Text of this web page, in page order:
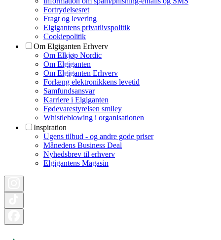
Fortrydelsesret
Fragt og levering
Elgigantens privatlivspolitik
Cookiepolitik
Om Elgiganten Erhverv
Om Elkjøp Nordic
Om Elgiganten
Om Elgiganten Erhverv
Forlæng elektronikkens levetid
Samfundsansvar
Karriere i Elgiganten
Fødevarestyrelsen smiley
Whistleblowing i organisationen
Inspiration
Ugens tilbud - og andre gode priser
Månedens Business Deal
Nyhedsbrev til erhverv
Elgigantens Magasin